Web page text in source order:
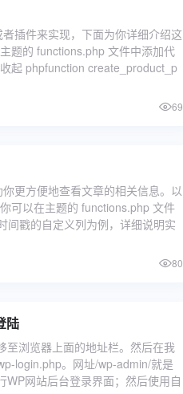
插件来实现，下面为你详细介绍这
题的 functions.php 文件中添加代
起 phpfunction create_product_p
69
更方便地查看文章的相关信息。以
可以在主题的 functions.php 文件
间戳的自定义列为例，详细说明实
80
陆
至浏览器上面的地址栏。然后在我
login.php。网址/wp-admin/就是
网站后台登录界面；然后使用自